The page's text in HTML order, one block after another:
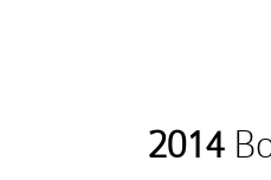
2014